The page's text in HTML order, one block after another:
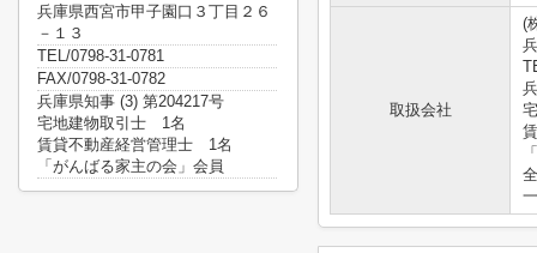
取扱会社
(
兵庫県西宮市甲子園口３丁目２６
－１３
TEL/0798-31-0781
FAX/0798-31-0782
兵庫県知事 (3) 第204217号
宅地建物取引士 1名
賃貸不動産経営管理士 1名
「がんばる家主の会」会員